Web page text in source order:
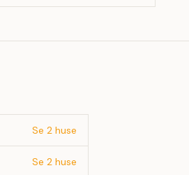
Se 2 huse
Se 2 huse